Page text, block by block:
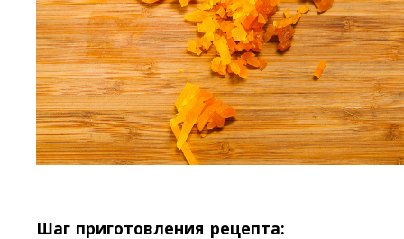
Шаг приготовления рецепта: